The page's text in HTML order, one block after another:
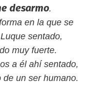
desarmo.
en la que se
sentado,
muy fuerte.
a él ahí sentado,
un ser humano.